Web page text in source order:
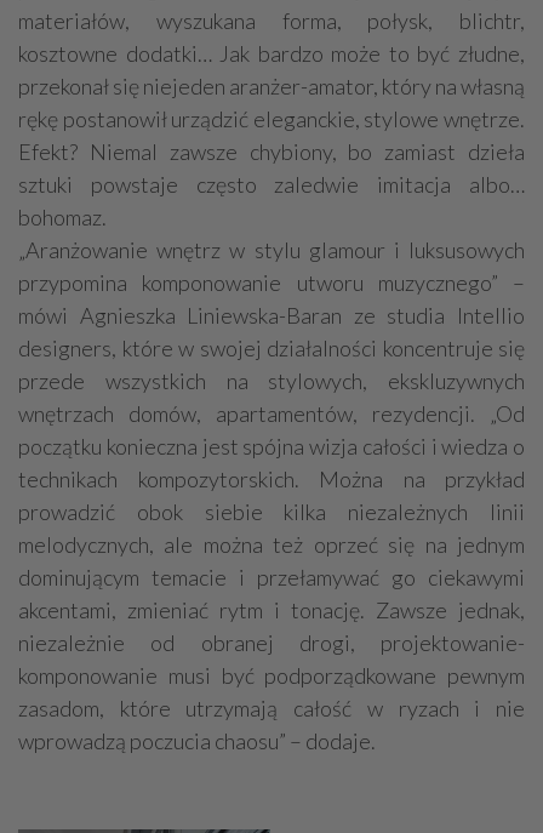
materiałów, wyszukana forma, połysk, blichtr,
kosztowne dodatki… Jak bardzo może to być złudne,
przekonał się niejeden aranżer-amator, który na własną
rękę postanowił urządzić eleganckie, stylowe wnętrze.
Efekt? Niemal zawsze chybiony, bo zamiast dzieła
sztuki powstaje często zaledwie imitacja albo…
bohomaz.
„Aranżowanie wnętrz w stylu glamour i luksusowych
przypomina komponowanie utworu muzycznego” –
mówi Agnieszka Liniewska-Baran ze studia Intellio
designers, które w swojej działalności koncentruje się
przede wszystkich na stylowych, ekskluzywnych
wnętrzach domów, apartamentów, rezydencji. „Od
początku konieczna jest spójna wizja całości i wiedza o
technikach kompozytorskich. Można na przykład
prowadzić obok siebie kilka niezależnych linii
melodycznych, ale można też oprzeć się na jednym
dominującym temacie i przełamywać go ciekawymi
akcentami, zmieniać rytm i tonację. Zawsze jednak,
niezależnie od obranej drogi, projektowanie-
komponowanie musi być podporządkowane pewnym
zasadom, które utrzymają całość w ryzach i nie
wprowadzą poczucia chaosu” – dodaje.